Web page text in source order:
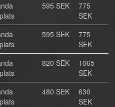
595 SEK
775
SEK
595 SEK
775
SEK
820 SEK
1065
SEK
480 SEK
630
SEK